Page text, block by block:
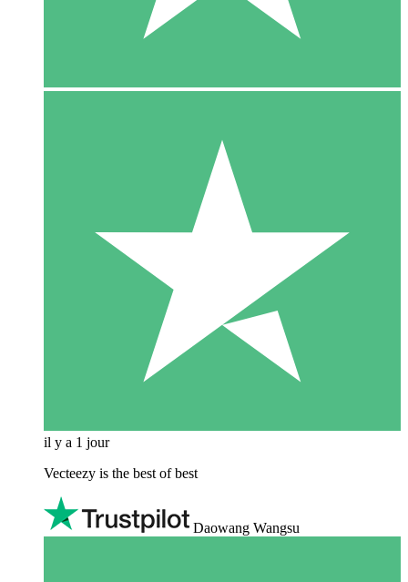
il y a 1 jour
Vecteezy is the best of best
Daowang Wangsu